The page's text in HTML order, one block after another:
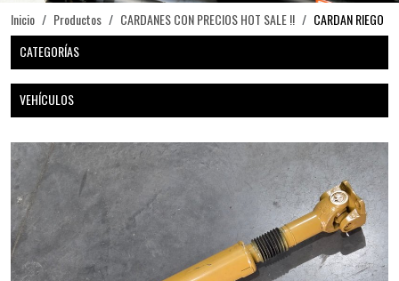
Inicio Productos CARDANES CON PRECIOS HOT SALE !!
CARDAN RIEGO
CATEGORÍAS
VEHÍCULOS